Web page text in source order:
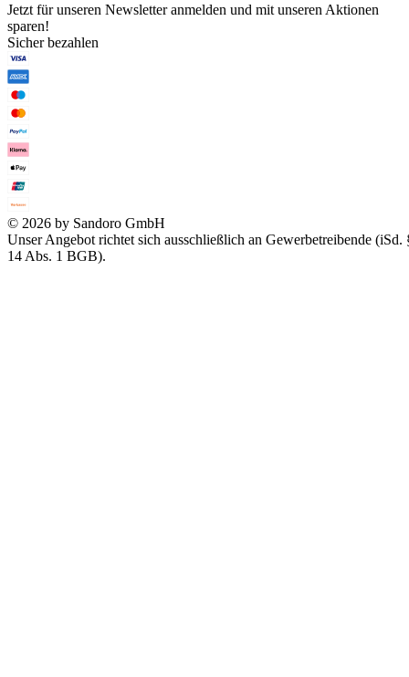
Jetzt für unseren Newsletter anmelden und mit unseren Aktionen
sparen!
Sicher bezahlen
© 2026 by Sandoro GmbH
Unser Angebot richtet sich ausschließlich an Gewerbetreibende (iSd.
14 Abs. 1 BGB).